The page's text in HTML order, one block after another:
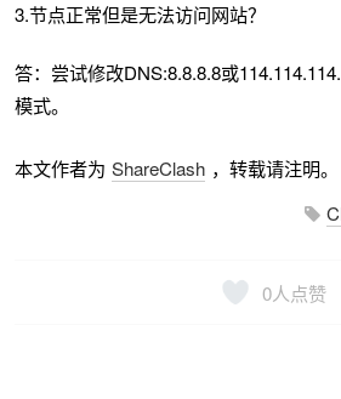
3.节点正常但是无法访问网站？
答：尝试修改DNS:8.8.8.8或
模式。
本文作者为 ShareClash ，转载请注明。
0人点赞